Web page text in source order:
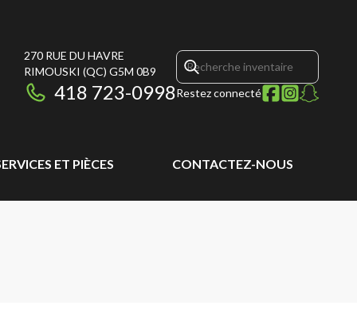
270 RUE DU HAVRE
RIMOUSKI (QC) G5M 0B9
418 723-0998Restez connecté
ET PIÈCES CONTACTEZ-NOUS